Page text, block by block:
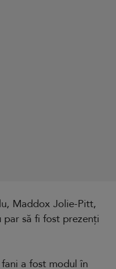
Maddox Jolie-Pitt,
par să fi fost prezenți
a fost modul în